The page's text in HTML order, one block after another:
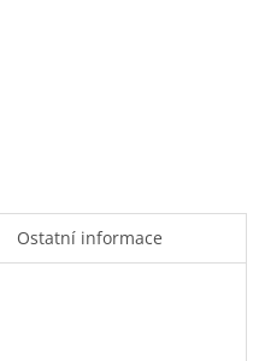
Ostatní informace